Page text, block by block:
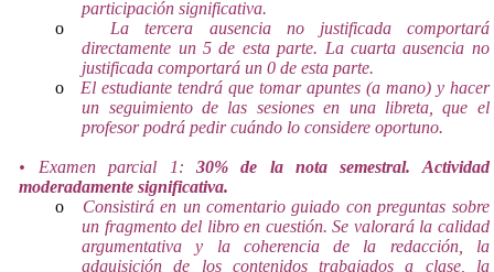
participación significativa.
o
La tercera ausencia no justificada comportará
directamente un 5 de esta parte. La cuarta ausencia no
justificada comportará un 0 de esta parte.
o
El estudiante tendrá que tomar apuntes (a mano) y hacer
un seguimiento de las sesiones en una libreta, que el
profesor podrá pedir cuándo lo considere oportuno.
• Examen parcial 1: 30% de la nota semestral. Actividad
moderadamente significativa.
o
Consistirá en un comentario guiado con preguntas sobre
un fragmento del libro en cuestión. Se valorará la calidad
argumentativa y la coherencia de la redacción, la
adquisición de los contenidos trabajados a clase, la